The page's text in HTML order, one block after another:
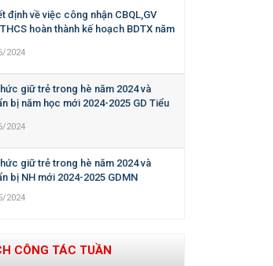
định về việc công nhận CBQL,GV
hoàn thành kế hoạch BDTX năm
2024
2024
giữ trẻ trong hè năm 2024 và
bị năm học mới 2024-2025 GD Tiểu
2024
giữ trẻ trong hè năm 2024 và
bị NH mới 2024-2025 GDMN
2024
CÔNG TÁC TUẦN